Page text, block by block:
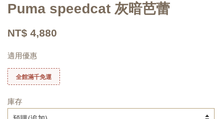
Puma speedcat 灰暗芭蕾
NT$ 4,880
適用優惠
全館滿千免運
庫存